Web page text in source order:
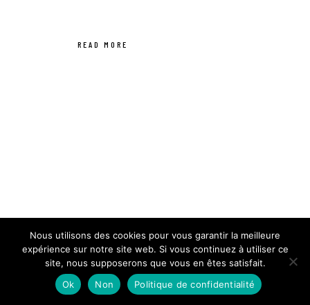
READ MORE
Nous utilisons des cookies pour vous garantir la meilleure
expérience sur notre site web. Si vous continuez à utiliser ce
site, nous supposerons que vous en êtes satisfait.
Ok
Non Politique de confidentialité